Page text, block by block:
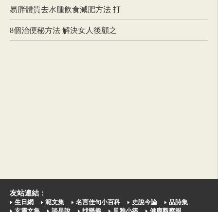
易胖體質去水腫飲食減肥方法 打
8個治便秘方法 解決女人後顧之
友站連結：
生日網 範文集 名言佳句小百科 史說今論
品詩集